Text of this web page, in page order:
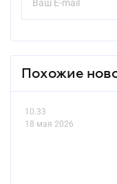
Похожие
10.33
18 мая 2026